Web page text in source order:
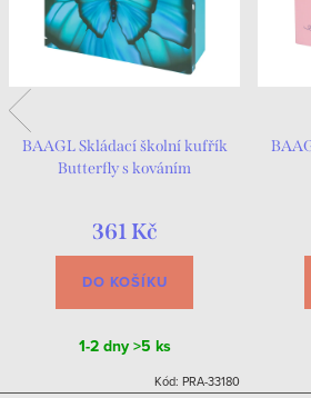
BAAGL Skládací školní kufřík
Butterfly s kováním
361 Kč
DO KOŠÍKU
1-2 dny>5 ks
Kód: PRA-33180